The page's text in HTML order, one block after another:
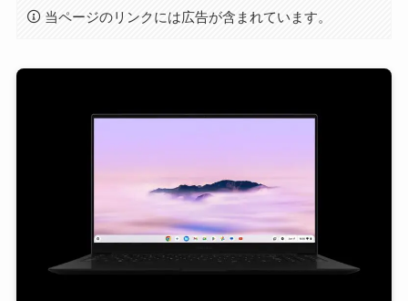
当ページのリンクには広告が含まれています。